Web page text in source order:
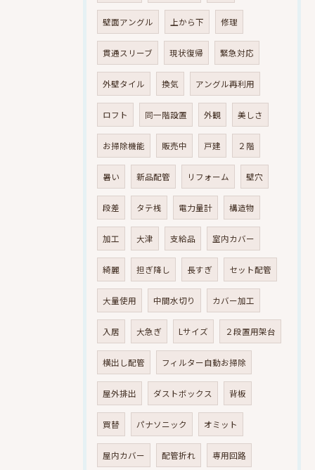
壁面アングル 上から下 修理
貫通スリーブ 現状復帰 緊急対応
外壁タイル 換気 アングル再利用
ロフト 同一階設置 外観 美しさ
お掃除機能 販売中 戸建 ２階
暑い 新品配管 リフォーム 壁穴
段差 タテ桟 電力量計 構造物
加工 大津 支給品 室内カバー
綺麗 担ぎ降し 長すぎ セット配管
大量使用 中間水切り カバー加工
入居 大急ぎ Lサイズ ２段置用架台
横出し配管 フィルター自動お掃除
屋外排出 ダストボックス 背板
買替 パナソニック オミット
屋内カバー 配管折れ 専用回路